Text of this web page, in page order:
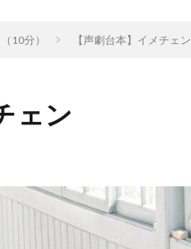
10分） 【声劇台本】イメチェン
ェン